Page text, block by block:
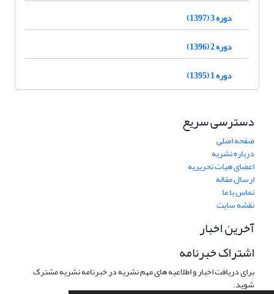
دوره 3 (1397)
دوره 2 (1396)
دوره 1 (1395)
دسترسی سریع
صفحه اصلی
درباره نشریه
اعضای هیات تحریریه
ارسال مقاله
تماس با ما
نقشه سایت
آخرین اخبار
اشتراک خبرنامه
برای دریافت اخبار و اطلاعیه های مهم نشریه در خبرنامه نشریه مشترک
شوید.